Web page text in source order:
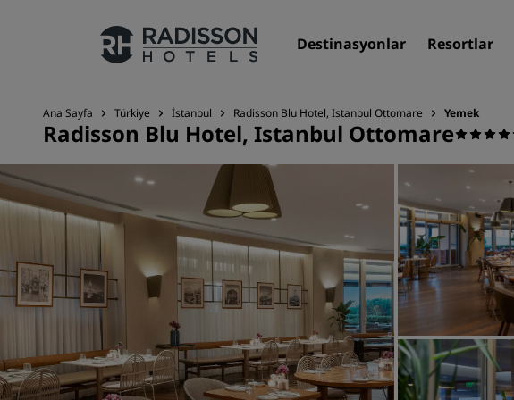
Destinasyonlar Resortlar
Markalarımız
Radisson Hotels Markaları
Ana Sayfa Türkiye İstanbul Radisson Blu Hotel, Istanbul Ottomare Yemek
Radisson Blu Hotel, Istanbul Ottomare